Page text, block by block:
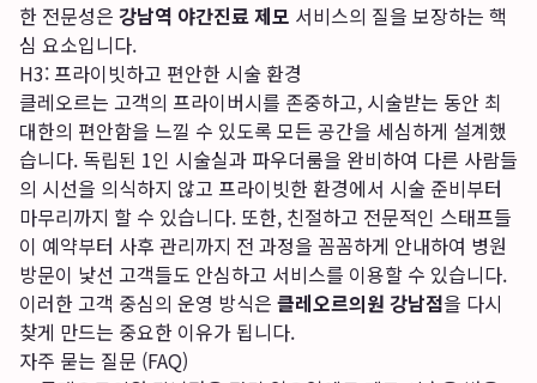
한 전문성은 강남역 야간진료 제모 서비스의 질을 보장하는 핵
심 요소입니다.
H3: 프라이빗하고 편안한 시술 환경
클레오르는 고객의 프라이버시를 존중하고, 시술받는 동안 최
대한의 편안함을 느낄 수 있도록 모든 공간을 세심하게 설계했
습니다. 독립된 1인 시술실과 파우더룸을 완비하여 다른 사람들
의 시선을 의식하지 않고 프라이빗한 환경에서 시술 준비부터
마무리까지 할 수 있습니다. 또한, 친절하고 전문적인 스태프들
이 예약부터 사후 관리까지 전 과정을 꼼꼼하게 안내하여 병원
방문이 낯선 고객들도 안심하고 서비스를 이용할 수 있습니다.
이러한 고객 중심의 운영 방식은 클레오르의원 강남점을 다시
찾게 만드는 중요한 이유가 됩니다.
자주 묻는 질문 (FAQ)